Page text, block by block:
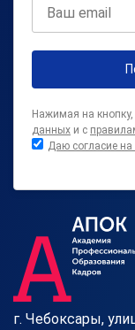
Нажимая на
данных и с
Даю согласие
г. Чебоксары,